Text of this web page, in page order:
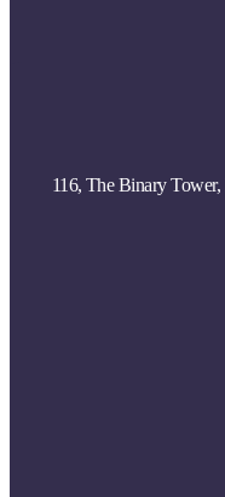
116, The Binary